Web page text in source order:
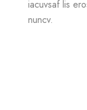
iacuvsaf lis
nuncv.